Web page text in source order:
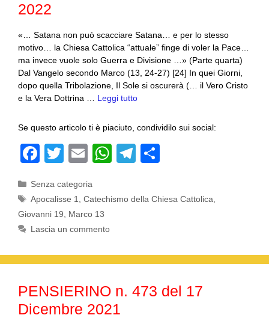
2022
«… Satana non può scacciare Satana… e per lo stesso
motivo… la Chiesa Cattolica “attuale” finge di voler la Pace…
ma invece vuole solo Guerra e Divisione …» (Parte quarta)
Dal Vangelo secondo Marco (13, 24-27) [24] In quei Giorni,
dopo quella Tribolazione, Il Sole si oscurerà (… il Vero Cristo
e la Vera Dottrina … Leggi tutto
Se questo articolo ti è piaciuto, condividilo sui social:
F
c
e
b
o
o
k
T
tt
er
E
ail
W
at
p
p
T
e
m
n
di
Categorie
Senza categoria
Tag
Apocalisse 1,Catechismo della Chiesa Cattolica,
Giovanni 19, Marco 13
Lascia un commento
PENSIERINO n. 473 del 17
Dicembre 2021